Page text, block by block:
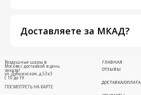
Доставляете за МКАД?
ул. Дубнинская, д.53к3
с 10 до 19
ПОСМОТРЕТЬ НА КАРТЕ
ОТЗЫВЫ
ГЛАВНАЯ
ДОСТАВКА/ОПЛАТА
Воздушные шары в
Москве с доставкой в день
заказа!